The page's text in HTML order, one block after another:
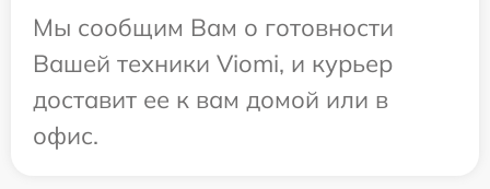
Мы сообщим Вам о готовности
Вашей техники Viomi, и курьер
доставит ее к вам домой или в
офис.